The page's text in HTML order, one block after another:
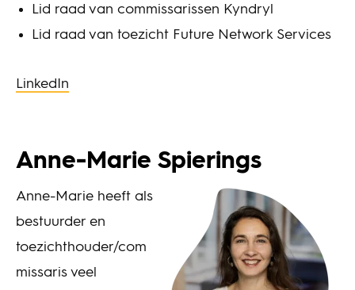
Lid raad van commissarissen Kyndryl
Lid raad van toezicht Future Network Services
LinkedIn
Anne-Marie Spierings
Anne-Marie heeft als
bestuurder en
toezichthouder/com
missaris veel